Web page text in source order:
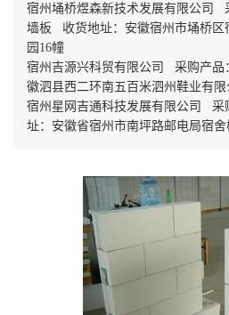
宿州埇桥煜森新技术发展有限公司
墙板 收货地址：安徽宿州市埇桥区
园16幢
宿州吉源兴科贸有限公司 采购产
徽泗县西二环南五百米泗州鞋业有限
宿州星网吉通科技发展有限公司
址：安徽省宿州市南坪路邮电局宿舍